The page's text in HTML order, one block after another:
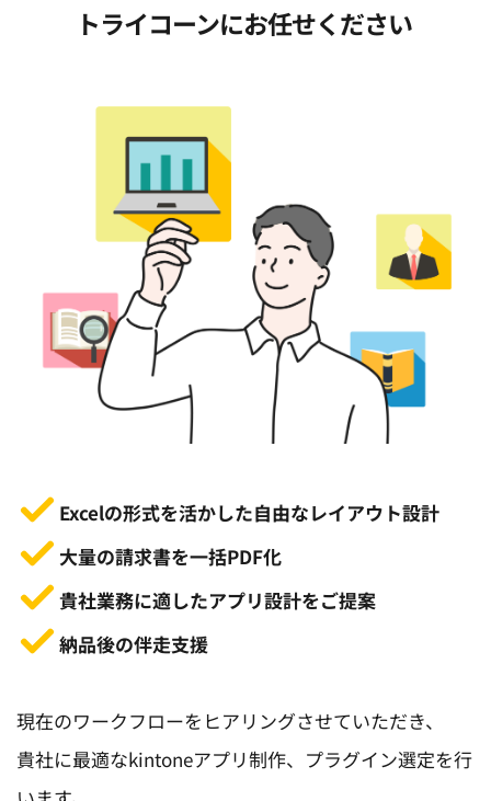
トライコーンにお任せください
Excelの形式を活かした自由なレイアウト設計
大量の請求書を一括PDF化
貴社業務に適したアプリ設計をご提案
納品後の伴走支援
現在のワークフローをヒアリングさせていただき、
貴社に最適なkintoneアプリ制作、プラグイン選定を行